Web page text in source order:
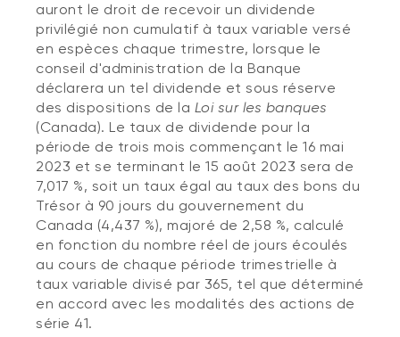
auront le droit de recevoir un dividende
privilégié non cumulatif à taux variable versé
en espèces chaque trimestre, lorsque le
conseil d'administration de la Banque
déclarera un tel dividende et sous réserve
des dispositions de la Loi sur les banques
(Canada). Le taux de dividende pour la
période de trois mois commençant le 16 mai
2023 et se terminant le 15 août 2023 sera de
7,017 %, soit un taux égal au taux des bons du
Trésor à 90 jours du gouvernement du
Canada (4,437 %), majoré de 2,58 %, calculé
en fonction du nombre réel de jours écoulés
au cours de chaque période trimestrielle à
taux variable divisé par 365, tel que déterminé
en accord avec les modalités des actions de
série 41.